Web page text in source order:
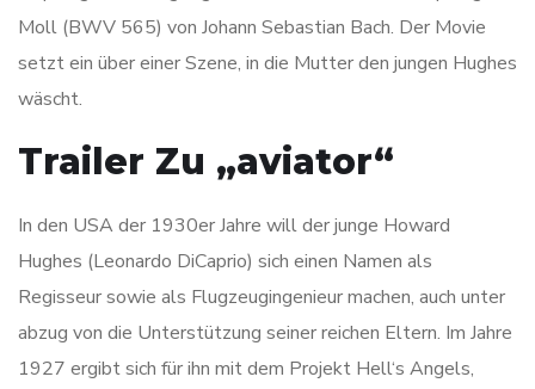
Moll (BWV 565) von Johann Sebastian Bach. Der Movie
setzt ein über einer Szene, in die Mutter den jungen Hughes
wäscht.
Trailer Zu „aviator“
In den USA der 1930er Jahre will der junge Howard
Hughes (Leonardo DiCaprio) sich einen Namen als
Regisseur sowie als Flugzeugingenieur machen, auch unter
abzug von die Unterstützung seiner reichen Eltern. Im Jahre
1927 ergibt sich für ihn mit dem Projekt Hell‘s Angels,